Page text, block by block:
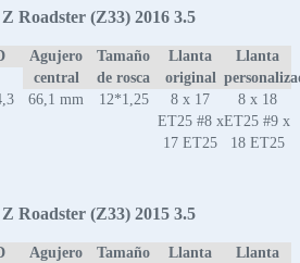
Roadster (Z33) 2016 3.5
Agujero
central
Tamaño
de rosca
Llanta
original
Llanta
66,1 mm 12*1,25
8 x 17
ET25 #8 x
17 ET25
8 x 18
ET25 #9 x
18 ET25
Roadster (Z33) 2015 3.5
Agujero
Tamaño
Llanta
Llanta